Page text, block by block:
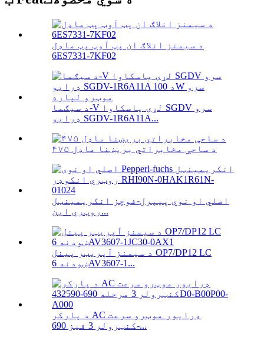
د سیمنز انلاګ ان پټ آوټ پټ ماډل
6ES7331-7KF02
د سیګما-V لړۍ یاسکاوا SGDV سرو
ډرایو SGDV-1R6A11A...
۴۷۵ د ساحې مخابراتي بریښنا ماډل
اصلي او نوي پیپرل-فوچز انکریمینټل
روټري این...
د سیمنز آپریټر پینل OP7/DP12 LC
ښودنه 6AV3607-1...
د پارکر AC ډرایور موټرو سرعت
کنټرولر 3 فیز 690-...